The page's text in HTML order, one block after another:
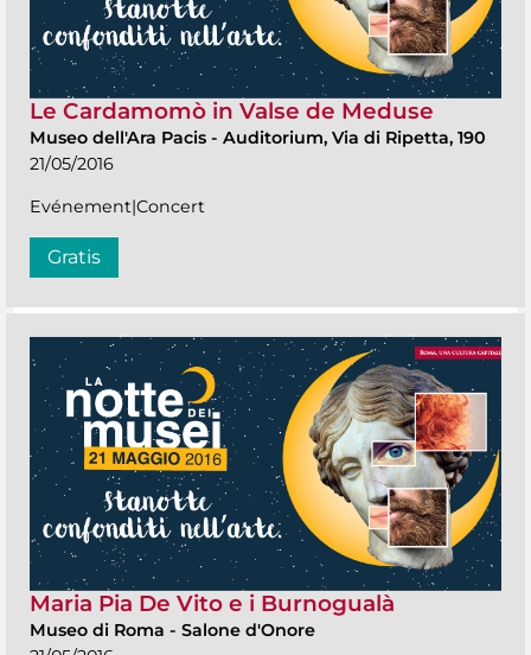
Le Cardamomò in Valse de Meduse
Museo dell'Ara Pacis - Auditorium, Via di Ripetta, 190
21/05/2016
Evénement|Concert
Gratis
Maria Pia De Vito e i Burnogualà
Museo di Roma - Salone d'Onore